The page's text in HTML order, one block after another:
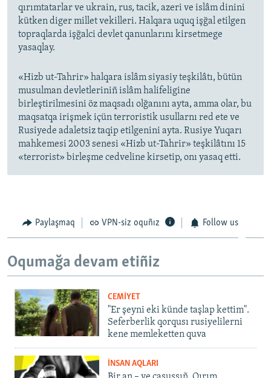
qırımtatarlar ve ukrain, rus, tacik, azeri ve islâm dinini
kütken diger millet vekilleri. Halqara uquq işğal etilgen
topraqlarda işğalci devlet qanunlarını kirsetmege
yasaqlay.
«Hizb ut-Tahrir» halqara islâm siyasiy teşkilâtı, bütün
musulman devletleriniñ islâm halifeligine
birleştirilmesini öz maqsadı olğanını ayta, amma olar, bu
maqsatqa irişmek içün terroristik usullarnı red ete ve
Rusiyede adaletsiz taqip etilgenini ayta. Rusiye Yuqarı
mahkemesi 2003 senesi «Hizb ut-Tahrir» teşkilâtını 15
«terrorist» birleşme cedveline kirsetip, onı yasaq etti.
Paylaşmaq VPN-siz oquñız Follow us
Oqumağa devam etiñiz
CEMİYET
"Er şeyni eki künde taşlap kettim".
Seferberlik qorqusı rusiyelilerni
kene memleketten quva
İNSAN AQLARI